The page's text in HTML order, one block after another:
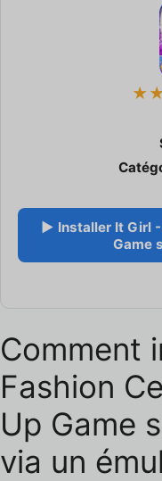
▶ Installer It Girl -
Game
Comment
Fashion
Up Game
via un